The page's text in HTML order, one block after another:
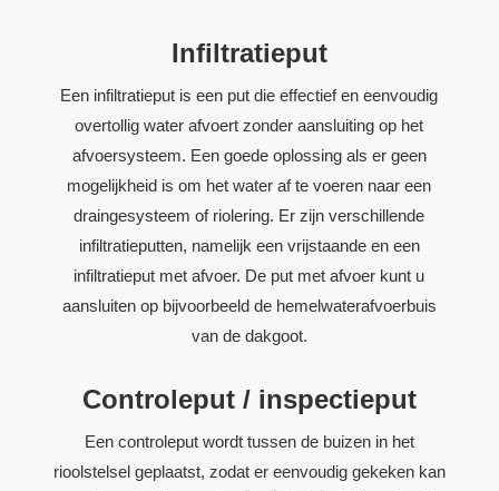
Infiltratieput
Een infiltratieput is een put die effectief en eenvoudig
overtollig water afvoert zonder aansluiting op het
afvoersysteem. Een goede oplossing als er geen
mogelijkheid is om het water af te voeren naar een
draingesysteem of riolering. Er zijn verschillende
infiltratieputten, namelijk een vrijstaande en een
infiltratieput met afvoer. De put met afvoer kunt u
aansluiten op bijvoorbeeld de hemelwaterafvoerbuis
van de dakgoot.
Controleput / inspectieput
Een controleput wordt tussen de buizen in het
rioolstelsel geplaatst, zodat er eenvoudig gekeken kan